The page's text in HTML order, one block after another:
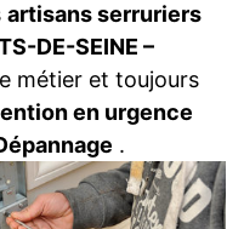
artisans serruriers
DE-SEINE –
métier et toujours
en urgence
.